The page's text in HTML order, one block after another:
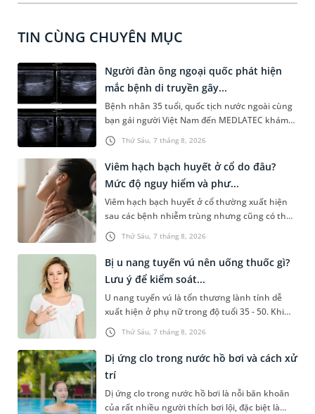
TIN CÙNG CHUYÊN MỤC
Thứ Sáu, 7 tháng 8, 2026
Người đàn ông ngoại quốc phát hiện
mắc bệnh di truyền gây...
Bệnh nhân 35 tuổi, quốc tịch nước ngoài cùng
bạn gái người Việt Nam đến MEDLATEC khám
sức khỏe tiền hôn nhân. Qua thăm khám và
làm các xét nghiệm chuyên sâu, bác sĩ phát
hiện người bệnh mắc một rối loạn di truyền
khiến tinh hoàn kém phát triển, suy giảm chức
năng sinh sản và là nguyên nhân hàng đầu gây
vô sinh ở nam giới.
Thứ Sáu, 7 tháng 8, 2026
Viêm hạch bạch huyết ở cổ do đâu?
Mức độ nguy hiểm và phư...
Viêm hạch bạch huyết ở cổ thường xuất hiện
sau các bệnh nhiễm trùng nhưng cũng có thể
liên quan đến lao hạch hoặc ung thư. Để tìm
hiểu nguyên nhân gây viêm, mức độ nguy hiểm
và cách thức chẩn đoán bệnh lý này, bạn có thể
theo dõi những thông tin dưới đây.
Thứ Sáu, 7 tháng 8, 2026
Bị u nang tuyến vú nên uống thuốc gì?
Lưu ý để kiểm soát...
U nang tuyến vú là tổn thương lành tính dễ
xuất hiện ở phụ nữ trong độ tuổi 35 - 50. Khi
được chẩn đoán mắc bệnh, nhiều người
thường băn khoăn u nang tuyến vú nên uống
thuốc gì để hạn chế phải phẫu thuật. Bài viết
sau sẽ giúp bạn hiểu đúng về việc dùng thuốc
trong điều trị bệnh lý này và biết cách kiểm
soát bệnh hiệu quả.
Dị ứng clo trong nước hồ bơi và cách xử
trí
Dị ứng clo trong nước hồ bơi là nỗi băn khoăn
của rất nhiều người thích bơi lội, đặc biệt là